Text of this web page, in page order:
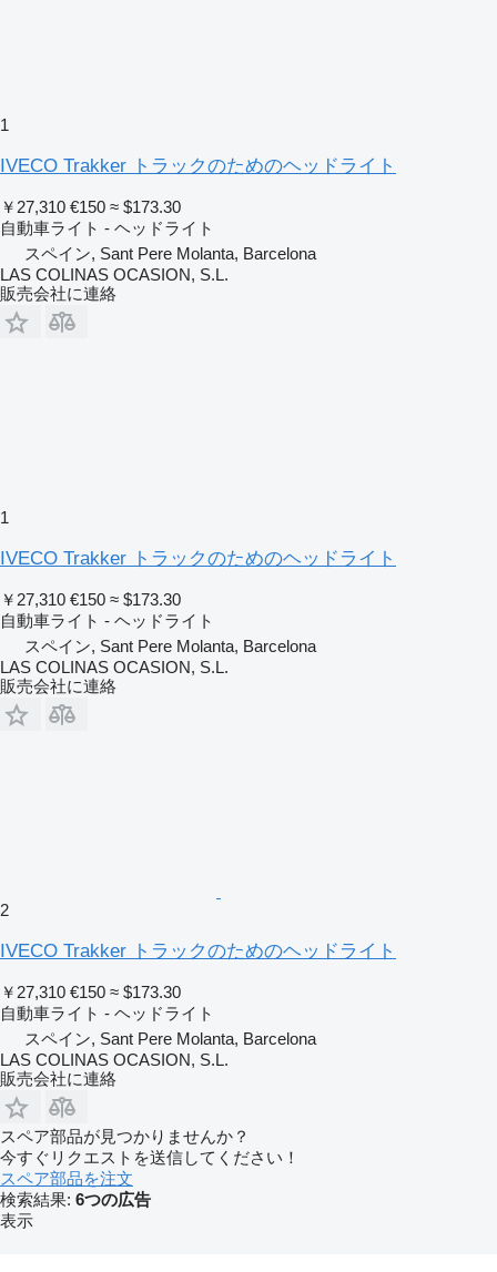
1
IVECO Trakker トラックのためのヘッドライト
￥27,310 €150 ≈ $173.30
自動車ライト - ヘッドライト
スペイン, Sant Pere Molanta, Barcelona
LAS COLINAS OCASION, S.L.
販売会社に連絡
1
IVECO Trakker トラックのためのヘッドライト
￥27,310 €150 ≈ $173.30
自動車ライト - ヘッドライト
スペイン, Sant Pere Molanta, Barcelona
LAS COLINAS OCASION, S.L.
販売会社に連絡
2
IVECO Trakker トラックのためのヘッドライト
￥27,310 €150 ≈ $173.30
自動車ライト - ヘッドライト
スペイン, Sant Pere Molanta, Barcelona
LAS COLINAS OCASION, S.L.
販売会社に連絡
スペア部品が見つかりませんか？
今すぐリクエストを送信してください！
スペア部品を注文
検索結果: 6つの広告
表示